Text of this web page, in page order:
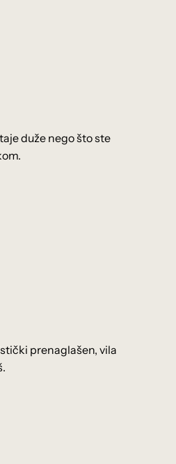
duže nego što ste
prenaglašen, vila